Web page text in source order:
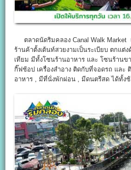
ตลาดนัดริมคลอง Canal Walk Market
ร้านค้าตั้งเต้นท์สวยงามเป็นระเบียบ ตกแ
เทียม มีทั้งโซนร้านอาหาร และ โซนร้านข
กิ๊ฟช้อป เครื่องสำอาง ติดกับที่จอดรถ และ
อาหาร , มีที่นั่งพักผ่อน , มีดนตรีสด ได้ทั้ง